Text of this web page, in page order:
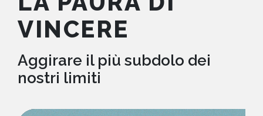
HOME
CHI SIAMO
VINCERE
Aggirare il più subdolo dei
nostri limiti